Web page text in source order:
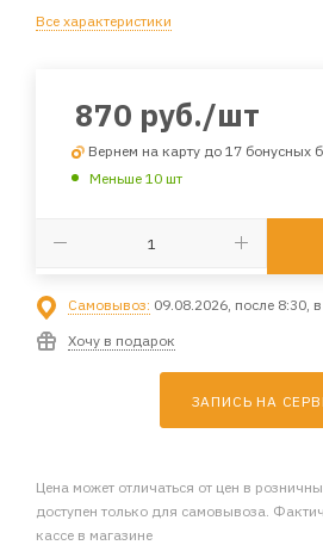
Все характеристики
870 руб./шт
Вернем на карту до 17 бонусных
Меньше 10 шт
Самовывоз: 09.08.2026, после 8:30,
Хочу в подарок
ЗАПИСЬ НА
Цена может отличаться от цен в
доступен только для самовывоза.
кассе в магазине